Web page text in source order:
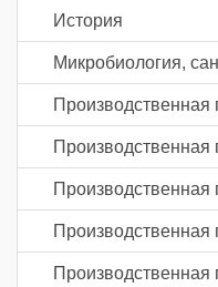
История
Микробиология,